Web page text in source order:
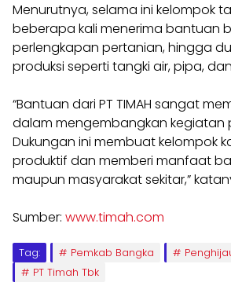
Menurutnya, selama ini kelompok
beberapa kali menerima bantuan
perlengkapan pertanian, hingga
produksi seperti tangki air, pipa,
“Bantuan dari PT TIMAH sangat
dalam mengembangkan kegiatan
Dukungan ini membuat kelompok
produktif dan memberi manfaat
maupun masyarakat sekitar,”
Sumber: www.timah.com
Tag: Pemkab Bangka
PT Timah Tbk